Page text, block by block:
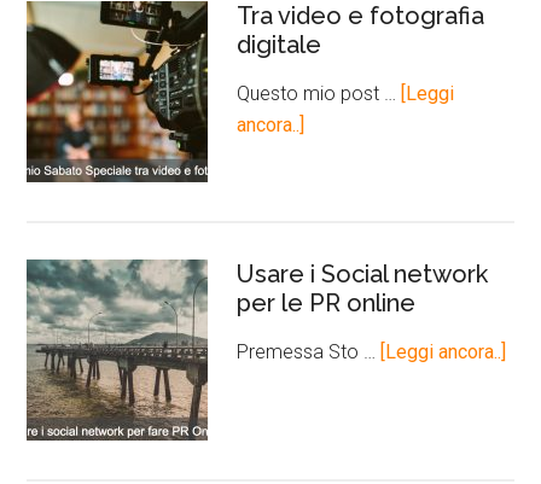
Tra video e fotografia
digitale
Questo mio post …
[Leggi
ancora..]
Usare i Social network
per le PR online
Premessa Sto … [Leggi ancora..]